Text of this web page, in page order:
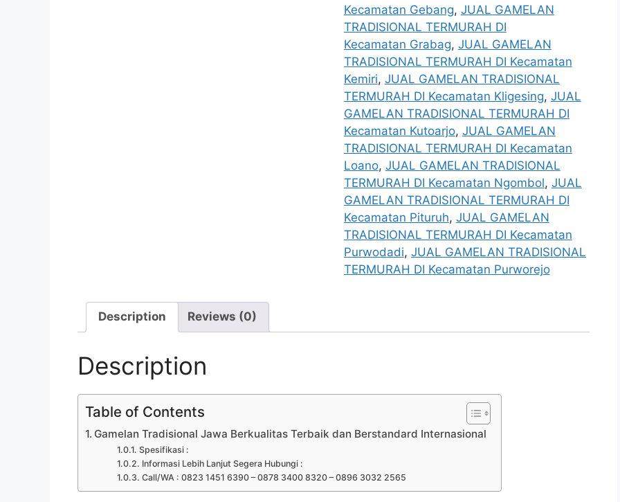
Kecamatan Gebang, JUAL GAMELAN
TRADISIONAL TERMURAH DI
Kecamatan Grabag, JUAL GAMELAN
TRADISIONAL TERMURAH DI Kecamatan
Kemiri, JUAL GAMELAN TRADISIONAL
TERMURAH DI Kecamatan Kligesing, JUAL
GAMELAN TRADISIONAL TERMURAH DI
Kecamatan Kutoarjo, JUAL GAMELAN
TRADISIONAL TERMURAH DI Kecamatan
Loano, JUAL GAMELAN TRADISIONAL
TERMURAH DI Kecamatan Ngombol, JUAL
GAMELAN TRADISIONAL TERMURAH DI
Kecamatan Pituruh, JUAL GAMELAN
TRADISIONAL TERMURAH DI Kecamatan
Purwodadi, JUAL GAMELAN TRADISIONAL
TERMURAH DI Kecamatan Purworejo
Description Reviews (0)
Description
Table of Contents
Gamelan Tradisional Jawa Berkualitas Terbaik dan Berstandard Internasional
Spesifikasi :
Informasi Lebih Lanjut Segera Hubungi :
Call/WA : 0823 1451 6390 – 0878 3400 8320 – 0896 3032 2565